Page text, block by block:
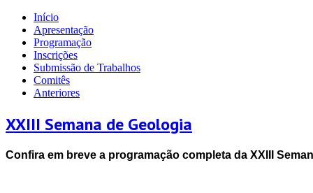
Início
Apresentação
Programação
Inscrições
Submissão de Trabalhos
Comitês
Anteriores
XXIII Semana de Geologia
Confira em breve a programação completa da XXIII